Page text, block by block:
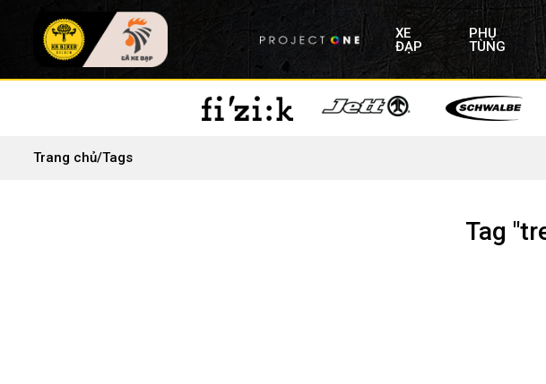
XE
ĐẠP
PHỤ
TÙNG
Trang chủ/Tags
Tag